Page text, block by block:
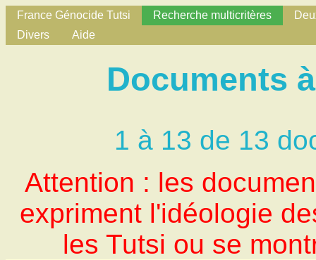
France Génocide Tutsi Recherche multicritères
Divers
Aide
Documents
1 à 13 de 13
Attention : les
expriment l'idéologie
les Tutsi ou se